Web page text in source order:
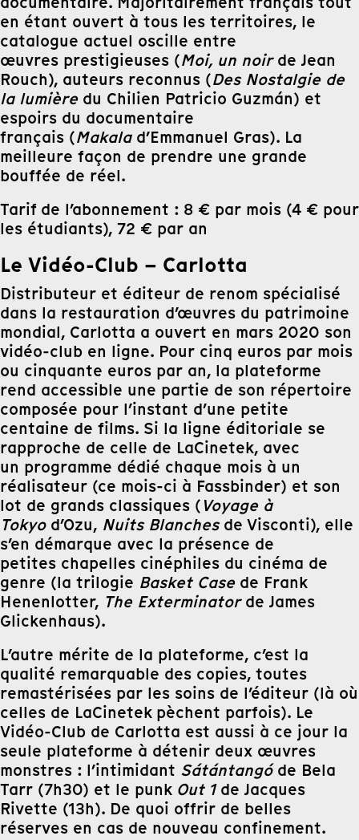
en étant ouvert à tous les territoires, le
catalogue actuel oscille entre
œuvres prestigieuses (Moi, un noirde Jean
Rouch), auteurs reconnus (Des Nostalgie de
la lumière du Chilien Patricio Guzmán) et
espoirs du documentaire
français (Makalad’Emmanuel Gras). La
meilleure façon de prendre une grande
bouffée de réel.
Tarif de l’abonnement : 8 € par mois (4 € pour
les étudiants), 72 € par an
Le Vidéo-Club – Carlotta
Distributeur et éditeur de renom spécialisé
dans la restauration d’œuvres du patrimoine
mondial, Carlotta a ouvert en mars 2020 son
vidéo-club en ligne. Pour cinq euros par mois
ou cinquante euros par an, la plateforme
rend accessible une partie de son répertoire
composée pour l’instant d’une petite
centaine de films. Si la ligne éditoriale se
rapproche de celle de LaCinetek, avec
un programme dédié chaque mois à un
réalisateur (ce mois-ci à Fassbinder) et son
lot de grands classiques (Voyage à
Tokyo d’Ozu, Nuits Blanchesde Visconti), elle
s’en démarque avec la présence de
petites chapelles cinéphiles du cinéma de
genre (la trilogie Basket Casede Frank
Henenlotter, The Exterminatorde James
Glickenhaus).
L’autre mérite de la plateforme, c’est la
qualité remarquable des copies, toutes
remastérisées par les soins de l’éditeur (là où
celles de LaCinetek pèchent parfois). Le
Vidéo-Club de Carlotta est aussi à ce jour la
seule plateforme à détenir deux œuvres
monstres : l’intimidant Sátántangóde Bela
Tarr (7h30) et le punk Out 1de Jacques
Rivette (13h). De quoi offrir de belles
réserves en cas de nouveau confinement.